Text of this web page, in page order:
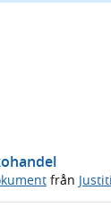
från